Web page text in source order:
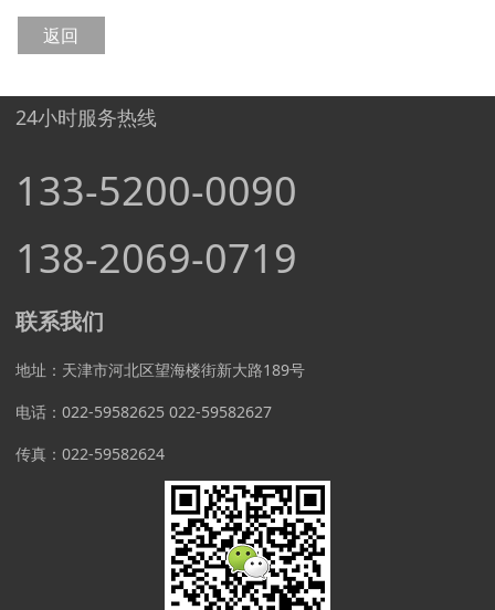
返回
24小时服务热线
133-5200-0090
138-2069-0719
联系我们
地址：天津市河北区望海楼街新大路189号
电话：022-59582625 022-59582627
传真：022-59582624